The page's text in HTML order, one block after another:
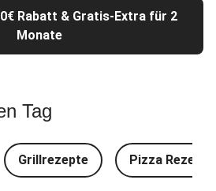
Rabatt & Gratis-Extra für 2
Monate
Tag
Grillrezepte Pizza Rezepte